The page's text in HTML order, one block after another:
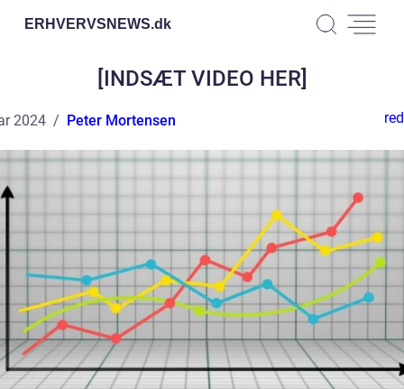
ERHVERVSNEWS.dk
[INDSÆT VIDEO HER]
2024 Peter Mortensen